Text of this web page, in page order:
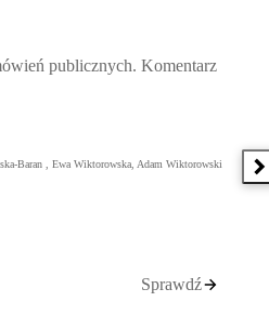
publicznych. Komentarz
Baran , Ewa Wiktorowska, Adam Wiktorowski
Sprawdź